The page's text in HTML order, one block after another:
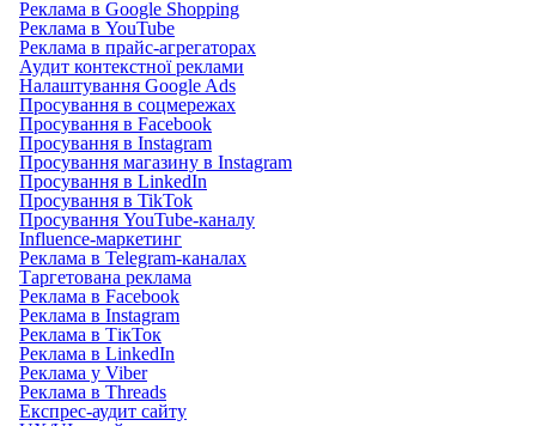
Реклама в Google Shopping
Реклама в YouTube
Реклама в прайс-агрегаторах
Аудит контекстної реклами
Налаштування Google Ads
Просування в соцмережах
Просування в Facebook
Просування в Instagram
Просування магазину в Instagram
Просування в LinkedIn
Просування в TikTok
Просування YouTube-каналу
Influence-маркетинг
Реклама в Telegram-каналах
Таргетована реклама
Реклама в Facebook
Реклама в Instagram
Реклама в ТікТок
Реклама в LinkedIn
Реклама у Viber
Реклама в Threads
Експрес-аудит сайту